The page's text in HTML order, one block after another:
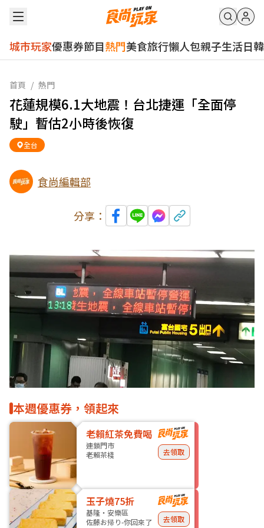
城市玩家優惠券節目熱門美食旅行懶人包親子生活日韓
首頁 / 熱門
花蓮規模6.1大地震！台北捷運「全面停
駛」暫估2小時後恢復
全台
食尚編輯部
分享：
本週優惠券，領起來
老賴紅茶免費喝
連鎖門市
老賴茶棧
去領取
玉子燒75折
基隆・安樂區
佐藤お帰り-你回來了
去領取